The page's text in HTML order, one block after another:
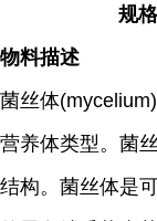
规
物料描述
菌丝体
营养体类型。菌
结构。菌丝体是